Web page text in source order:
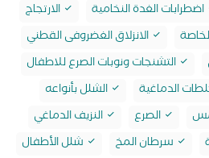
اضطرابات الغدة النخامية
الارتجاج
الانزلاق الغضروفى القطني
التشنجات ونوبات الصرع للاطفال
الدماغية
الشلل بأنواعه
الصرع
النزيف الدماغي
سرطان المخ
شلل الأطفال